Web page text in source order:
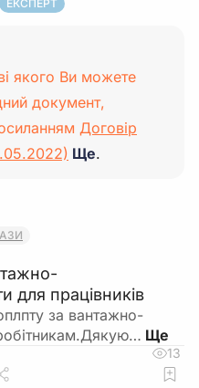
ЕКСПЕРТ
якого Ви можете
документ,
Договір
Ще.
для працівників
за вантажно-
13